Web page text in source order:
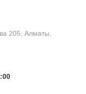
в теории.
«Ziled»
LED
подобрав нужную
205, Алматы,